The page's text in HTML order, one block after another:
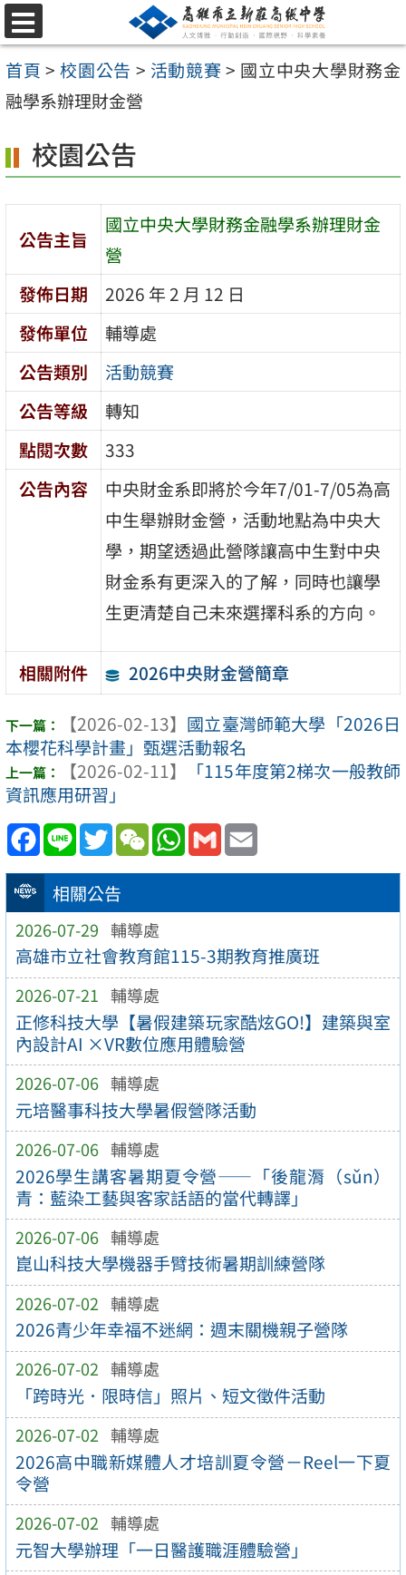
跳
至
主
要
容
區
選
單
首頁 > 校園公告 > 活動競賽 > 國立中央大學財務金
融學系辦理財金營
相關公告
2026-07-29 輔導處
高雄市立社會教育館115-3期教育推廣班
2026-07-21 輔導處
正修科技大學【暑假建築玩家酷炫GO!】建築與室
內設計AI ×VR數位應用體驗營
2026-07-06 輔導處
元培醫事科技大學暑假營隊活動
2026-07-06 輔導處
2026學生講客暑期夏令營——「後龍漘（sǔn）
青：藍染工藝與客家話語的當代轉譯」
2026-07-06 輔導處
崑山科技大學機器手臂技術暑期訓練營隊
2026-07-02 輔導處
2026青少年幸福不迷網：週末關機親子營隊
2026-07-02 輔導處
「跨時光．限時信」照片、短文徵件活動
2026-07-02 輔導處
2026高中職新媒體人才培訓夏令營－Reel一下夏
令營
2026-07-02 輔導處
元智大學辦理「一日醫護職涯體驗營」
校園公告
公告主旨
國立中央大學財務金融學系辦理財金
營
發佈日期
2026 年 2 月 12 日
發佈單位
輔導處
公告類別
活動競賽
公告等級
轉知
點閱次數
333
公告內容
中央財金系即將於今年7/01-7/05為高
中生舉辦財金營， 活動地點為中央大
學，期望透過此營隊讓高中生對中央
財金系有更深入的了解， 同時也讓學
生更清楚自己未來選擇科系的方向。
相關附件 2026中央財金營簡章
【2026-02-13】 國立臺灣師範大學「2026日
本櫻花科學計畫」甄選活動報名
【2026-02-11】
「115年度第2梯次一般教師
資訊應用研習」
Facebook
Line TwitterWeChatWhatsApp
Gmail